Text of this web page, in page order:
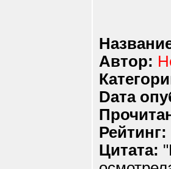
Автор:
Dата
Рейтинг:
Цитата: